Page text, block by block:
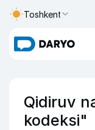
Toshkent
Qidiruv
kodeksi"